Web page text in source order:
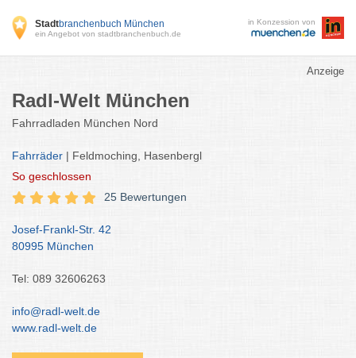
Stadtbranchenbuch München
ein Angebot von stadtbranchenbuch.de
in Konzession von
Anzeige
Radl-Welt München
Fahrradladen München Nord
Fahrräder | Feldmoching, Hasenbergl
So geschlossen
25 Bewertungen
Josef-Frankl-Str. 42
80995 München
Tel: 089 32606263
info@radl-welt.de
www.radl-welt.de